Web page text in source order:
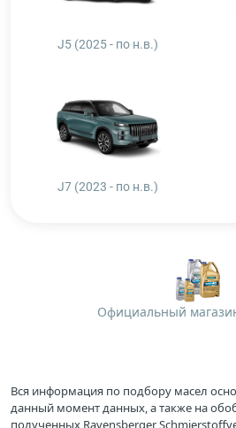
J5 (2025 - по н.в.)
J7 (2023 - по н.в.)
Официальный
Вся информация по подбору масел
данный момент данных, а также на
полученных Ravensberger